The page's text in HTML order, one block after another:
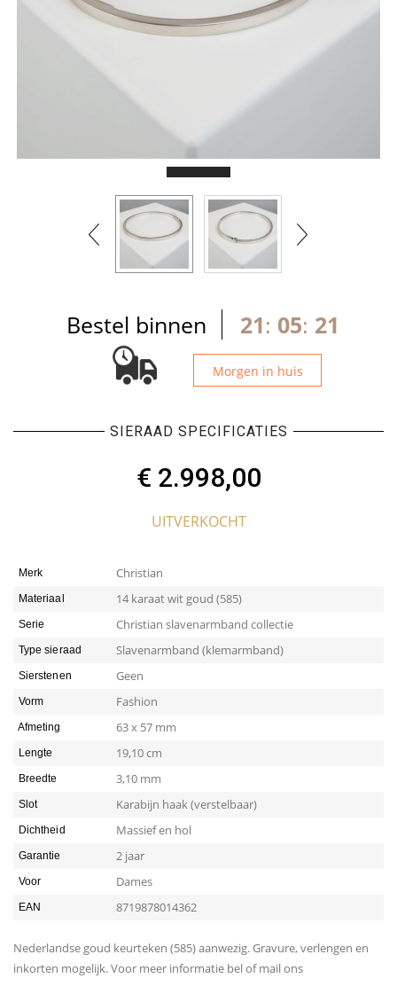
Bestel binnen 21: 05: 21
Morgen in huis
SIERAAD SPECIFICATIES
€ 2.998,00
UITVERKOCHT
Merk Christian
Materiaal 14 karaat wit goud (585)
Serie Christian slavenarmband collectie
Type sieraad Slavenarmband (klemarmband)
Sierstenen Geen
Vorm Fashion
Afmeting 63 x 57 mm
Lengte 19,10 cm
Breedte 3,10 mm
Slot Karabijn haak (verstelbaar)
Dichtheid Massief en hol
Garantie 2 jaar
Voor Dames
EAN 8719878014362
Nederlandse goud keurteken (585) aanwezig. Gravure, verlengen en
inkorten mogelijk. Voor meer informatie bel of mail ons